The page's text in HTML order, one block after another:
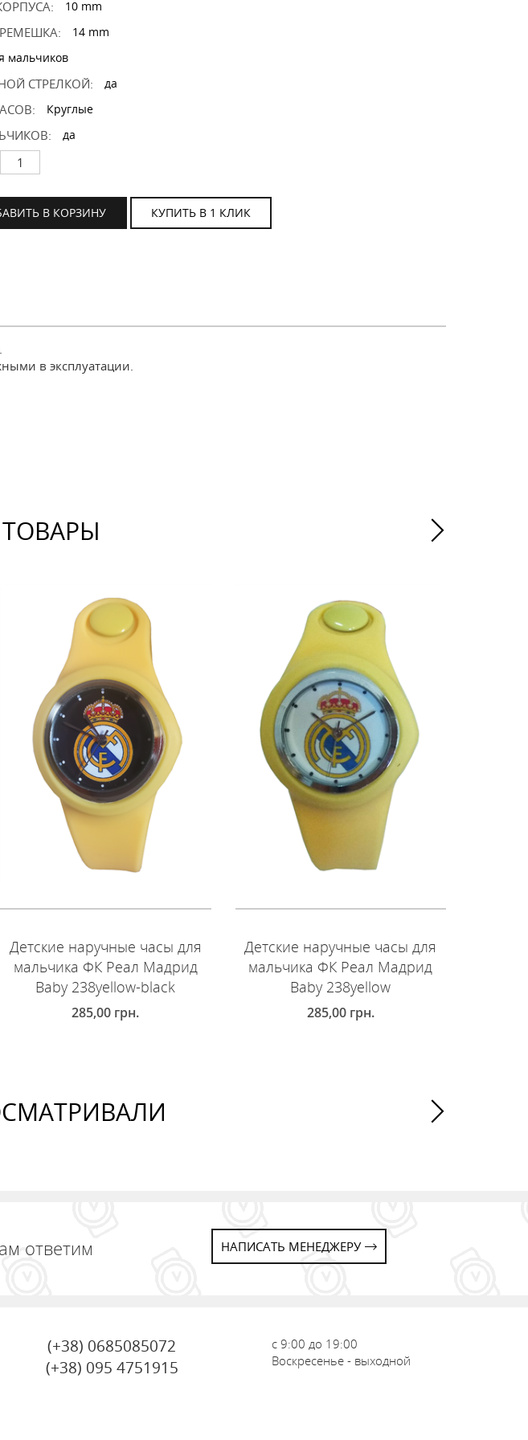
10 mm
14 mm
мальчиков
СТРЕЛКОЙ: да
Круглые
да
В КОРЗИНУ КУПИТЬ В 1 КЛИК
в эксплуатации.
Детские наручные часы для
мальчика ФК Реал Мадрид
Baby 238yellow-black
285,00 грн.
Детские наручные часы для
мальчика ФК Реал Мадрид
Baby 238yellow
285,00 грн.
ответим НАПИСАТЬ МЕНЕДЖЕРУ
(+38) 0685085072
(+38) 095 4751915
с 9:00 до 19:00
Воскресенье - выходной